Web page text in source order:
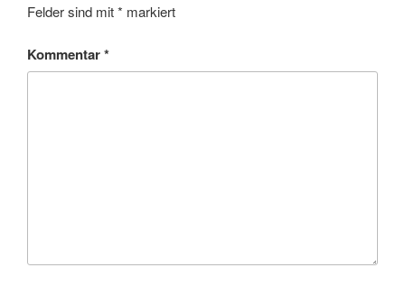
Felder sind mit* markiert
Kommentar*